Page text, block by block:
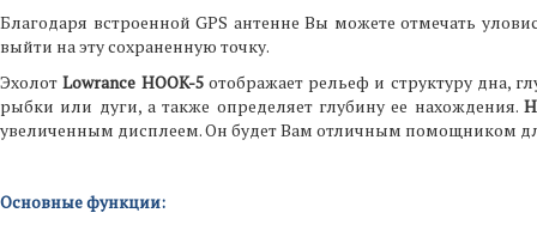
Благодаря встроенной GPS антенне Вы можете отмечать
выйти на эту сохраненную точку.
ЭхолотLowrance HOOK-5отображает рельеф и структуру дна,
рыбки или дуги, а также определяет глубину ее нахождения.
увеличенным дисплеем. Он будет Вам отличным помощником
Основные функции: